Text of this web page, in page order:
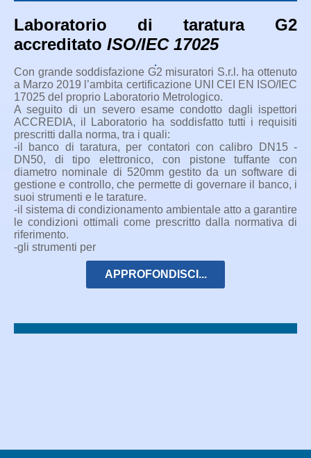
Laboratorio di taratura G2
accreditato ISO/IEC 17025
Con grande soddisfazione G2 misuratori S.r.l. ha ottenuto
a Marzo 2019 l’ambita certificazione UNI CEI EN ISO/IEC
17025 del proprio Laboratorio Metrologico.
A seguito di un severo esame condotto dagli ispettori
ACCREDIA, il Laboratorio ha soddisfatto tutti i requisiti
prescritti dalla norma, tra i quali:
-il banco di taratura, per contatori con calibro DN15 -
DN50, di tipo elettronico, con pistone tuffante con
diametro nominale di 520mm gestito da un software di
gestione e controllo, che permette di governare il banco, i
suoi strumenti e le tarature.
-il sistema di condizionamento ambientale atto a garantire
le condizioni ottimali come prescritto dalla normativa di
riferimento.
-gli strumenti per
APPROFONDISCI...